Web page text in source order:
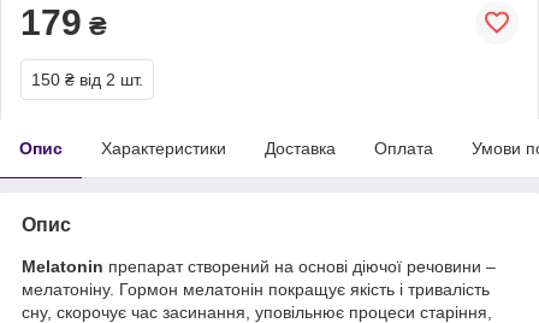
179 ₴
150 ₴ від 2 шт.
Опис Характеристики Доставка Оплата Умови
Опис
Melatonin препарат створений на основі діючої речовини –
мелатоніну. Гормон мелатонін покращує якість і тривалість
сну, скорочує час засинання, уповільнює процеси старіння,